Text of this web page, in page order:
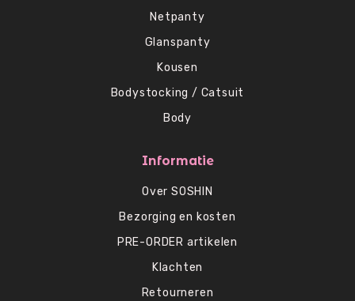
Netpanty
Glanspanty
Kousen
Bodystocking / Catsuit
Body
Informatie
Over SOSHIN
Bezorging en kosten
PRE-ORDER artikelen
Klachten
Retourneren